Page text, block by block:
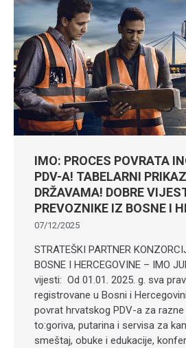
IMO: PROCES POVRATA
PDV-A! TABELARNI
DRŽAVAMA! DOBRE
PREVOZNIKE IZ BOSNE I
07/12/2025
STRATEŠKI PARTNER
BOSNE I HERCEGOVINE – IMO
vijesti: Od 01.01. 2025. g. sva
registrovane u Bosni i
povrat hrvatskog PDV-a za
to:goriva, putarina i servisa za
smeštaj, obuke i edukacije,